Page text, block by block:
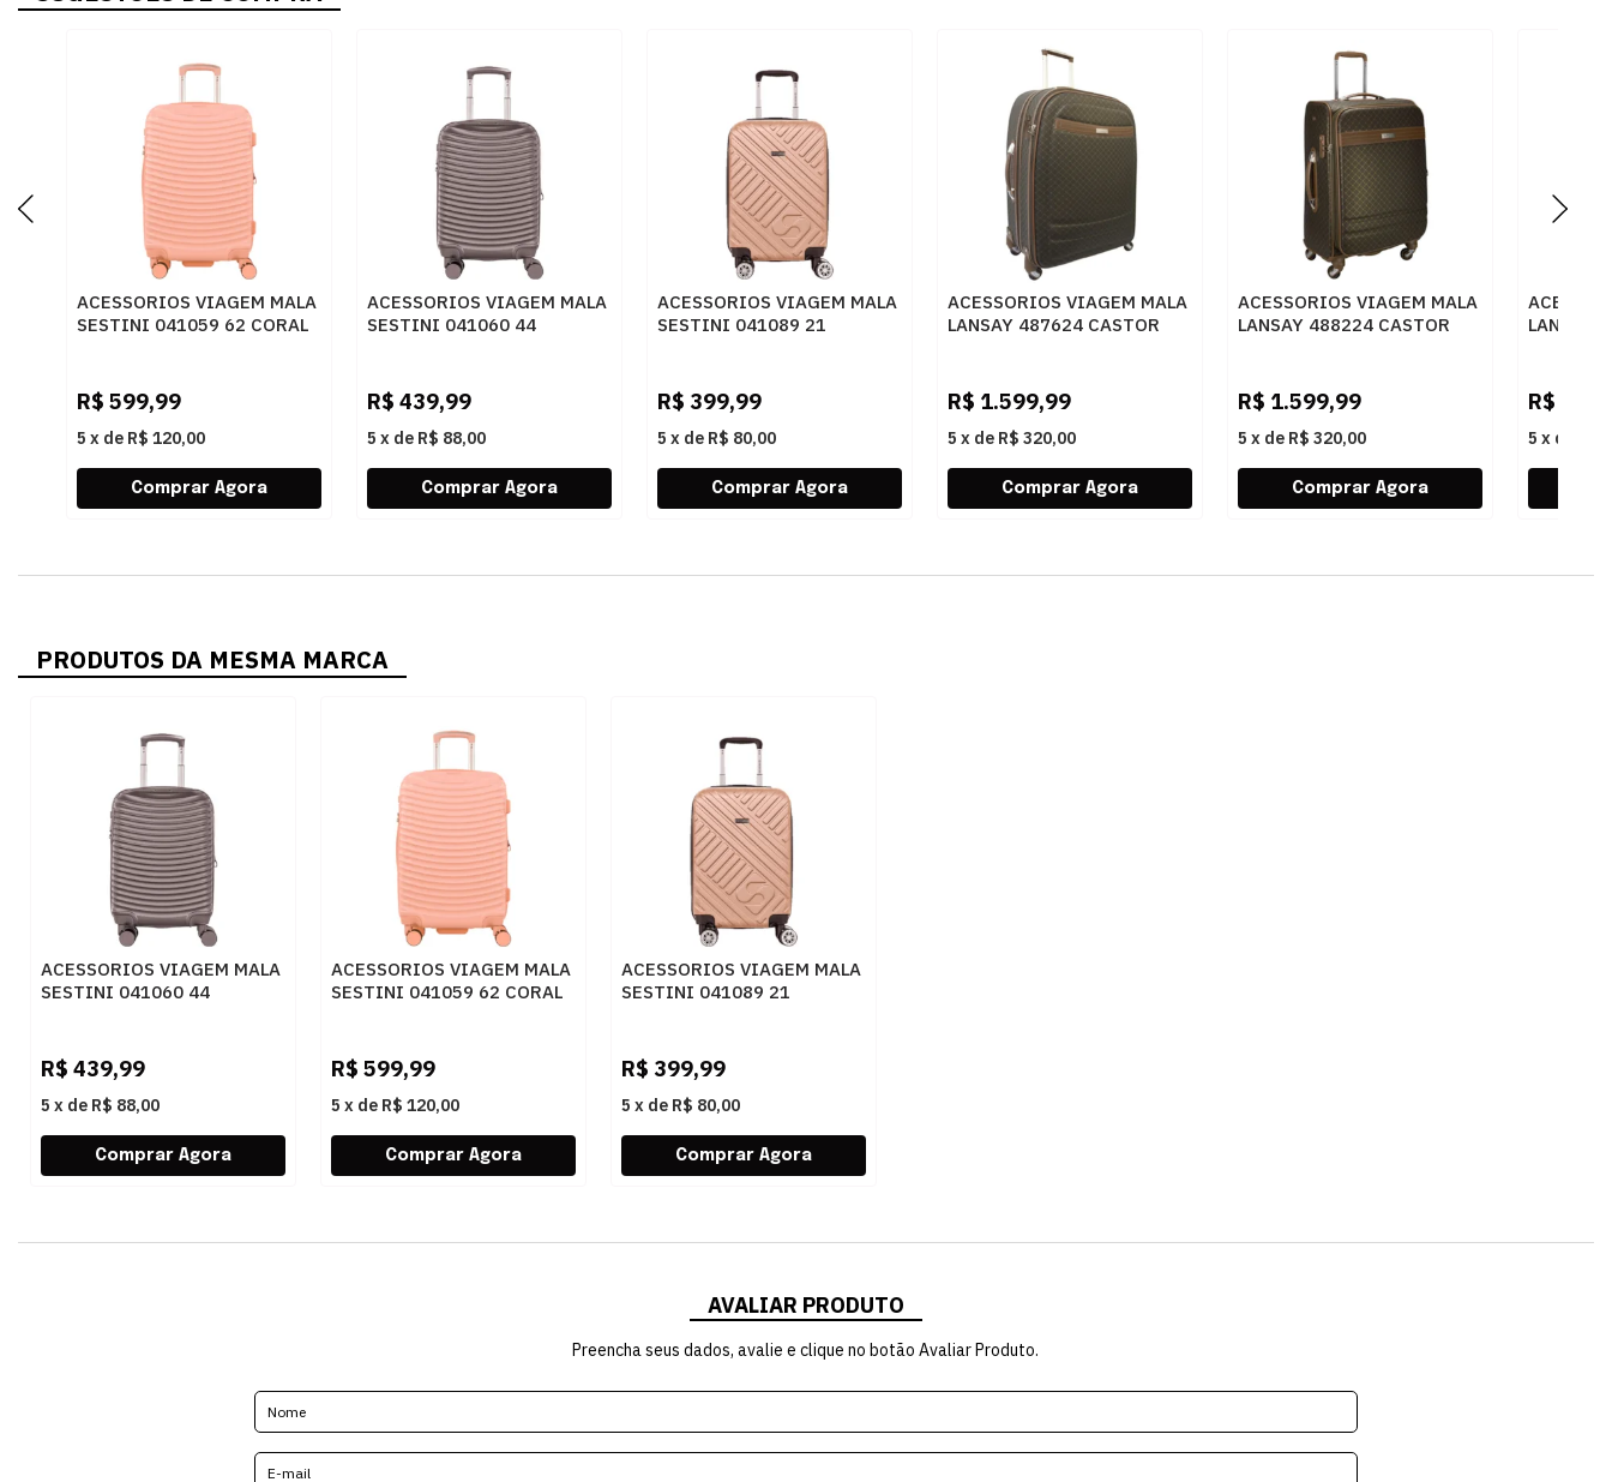
ACESSORIOS VIAGEM MALA
SESTINI 041059 62 CORAL
R$ 599,99
5 x de R$ 120,00
ACESSORIOS VIAGEM MALA
SESTINI 041060 44
R$ 439,99
5 x de R$ 88,00
ACESSORIOS VIAGEM MALA
SESTINI 041089 21
R$ 399,99
5 x de R$ 80,00
ACESSORIOS VIAGEM MALA
LANSAY 487624 CASTOR
R$ 1.599,99
5 x de R$ 320,00
ACESSORIOS VIAGEM MALA
LANSAY 488224 CASTOR
R$ 1.599,99
5 x de R$ 320,00
LANSAY
R$
5 x de
PRODUTOS DA MESMA MARCA
ACESSORIOS VIAGEM MALA
SESTINI 041060 44
R$ 439,99
5 x de R$ 88,00
ACESSORIOS VIAGEM MALA
SESTINI 041059 62 CORAL
R$ 599,99
5 x de R$ 120,00
ACESSORIOS VIAGEM MALA
SESTINI 041089 21
R$ 399,99
5 x de R$ 80,00
AVALIAR PRODUTO
Preencha seus dados, avalie e clique no botão Avaliar Produto.